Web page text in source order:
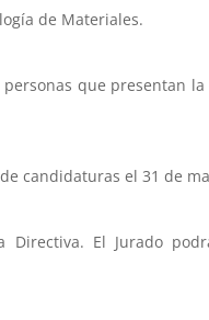
de Materiales.
que presentan
candidaturas el 31 de
Directiva. El Jurado